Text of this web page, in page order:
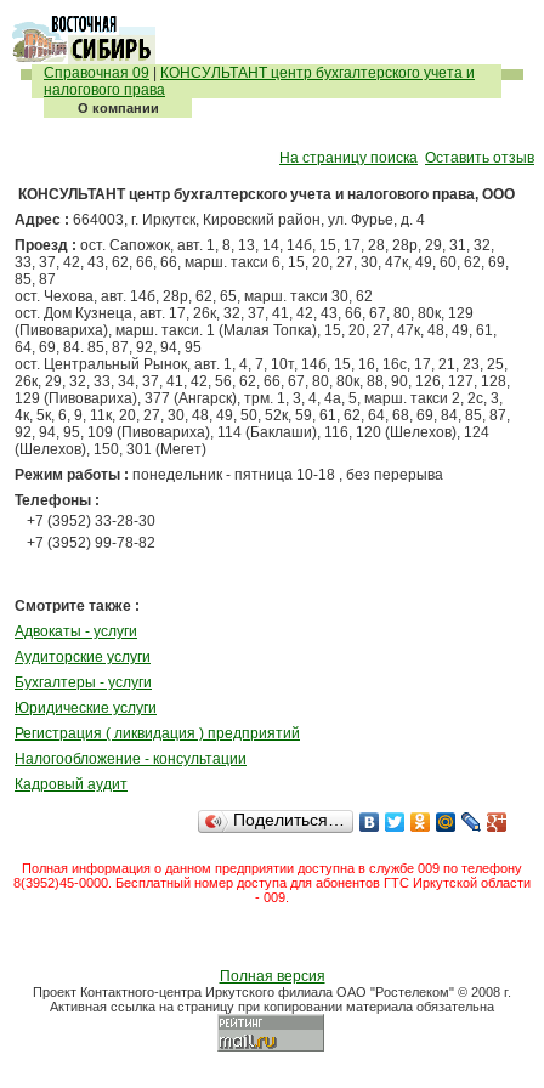
Справочная 09
КОНСУЛЬТАНТ центр бухгалтерского учета и
налогового права
О компании
На страницу поиска Оставить отзыв
КОНСУЛЬТАНТ центр бухгалтерского учета и налогового права, ООО
Адрес : 664003, г. Иркутск, Кировский район, ул. Фурье, д. 4
Проезд : ост. Сапожок, авт. 1, 8, 13, 14, 14б, 15, 17, 28, 28р, 29, 31, 32,
33, 37, 42, 43, 62, 66, 66, марш. такси 6, 15, 20, 27, 30, 47к, 49, 60, 62, 69,
85, 87
ост. Чехова, авт. 14б, 28р, 62, 65, марш. такси 30, 62
ост. Дом Кузнеца, авт. 17, 26к, 32, 37, 41, 42, 43, 66, 67, 80, 80к, 129
(Пивовариха), марш. такси. 1 (Малая Топка), 15, 20, 27, 47к, 48, 49, 61,
64, 69, 84. 85, 87, 92, 94, 95
ост. Центральный Рынок, авт. 1, 4, 7, 10т, 14б, 15, 16, 16с, 17, 21, 23, 25,
26к, 29, 32, 33, 34, 37, 41, 42, 56, 62, 66, 67, 80, 80к, 88, 90, 126, 127, 128,
129 (Пивовариха), 377 (Ангарск), трм. 1, 3, 4, 4а, 5, марш. такси 2, 2с, 3,
4к, 5к, 6, 9, 11к, 20, 27, 30, 48, 49, 50, 52к, 59, 61, 62, 64, 68, 69, 84, 85, 87,
92, 94, 95, 109 (Пивовариха), 114 (Баклаши), 116, 120 (Шелехов), 124
(Шелехов), 150, 301 (Мегет)
Режим работы : понедельник - пятница 10-18 , без перерыва
Телефоны :
+7 (3952) 33-28-30
+7 (3952) 99-78-82
Смотрите также :
Адвокаты - услуги
Аудиторские услуги
Бухгалтеры - услуги
Юридические услуги
Регистрация ( ликвидация ) предприятий
Налогообложение - консультации
Кадровый аудит
Поделиться…
Полная информация о данном предприятии доступна в службе 009 по телефону
8(3952)45-0000. Бесплатный номер доступа для абонентов ГТС Иркутской области
- 009.
Полная версия
Проект Контактного-центра Иркутского филиала ОАО "Ростелеком" © 2008 г.
Активная ссылка на страницу при копировании материала обязательна